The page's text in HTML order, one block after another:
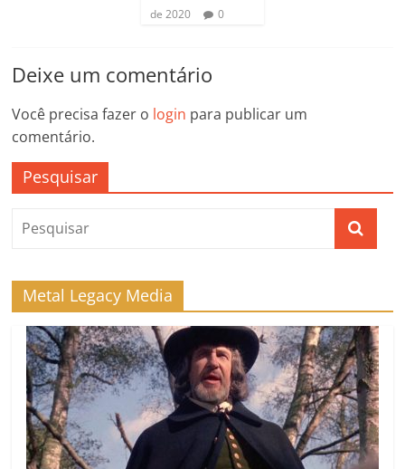
de 2020
0
Deixe um comentário
Você precisa fazer o login para publicar um
comentário.
Pesquisar
Metal Legacy Media